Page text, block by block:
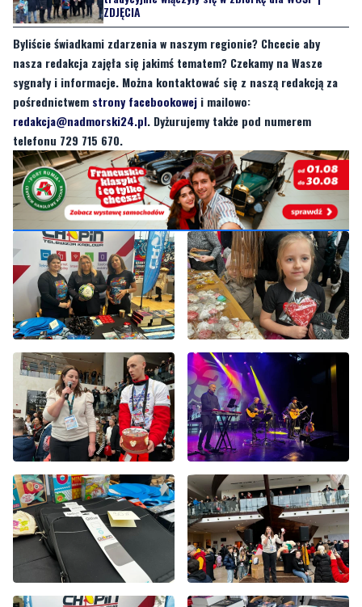
Orkiestra Świątecznej Pomocy gra dla onkologii i hematologii dziecięcej.
CZYTAJ TEŻ: WOŚP 2025. Władze Wejherowa
tradycyjnie włączyły się w zbiórkę dla WOŚP |
ZDJĘCIA
Byliście świadkami zdarzenia w naszym regionie? Chcecie aby
nasza redakcja zajęła się jakimś tematem? Czekamy na Wasze
sygnały i informacje. Można kontaktować się z naszą redakcją za
pośrednictwemstrony facebookoweji mailowo:
redakcja@nadmorski24.pl. Dyżurujemy także pod numerem
telefonu 729 715 670.